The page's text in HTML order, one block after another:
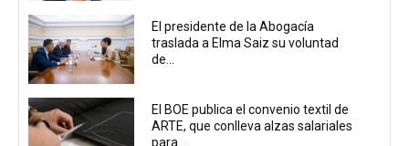
El presidente de la Abogacía
traslada a Elma Saiz su voluntad
de...
El BOE publica el convenio textil de
ARTE, que conlleva alzas salariales
para...